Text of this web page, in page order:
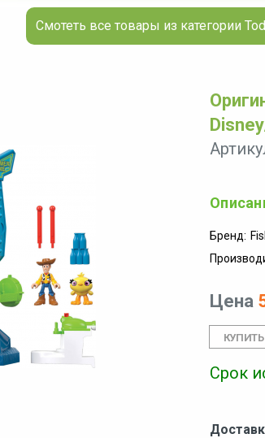
Смотеть все товары из категории
Бренд:
Цена
Срок